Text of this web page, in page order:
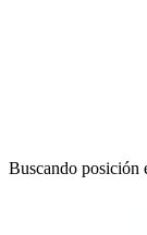
Buscando posición